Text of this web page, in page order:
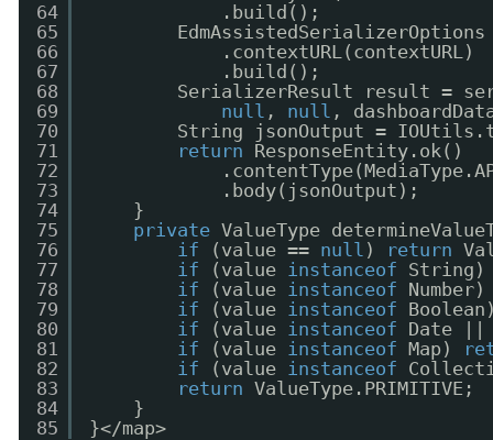
64
65
66
67
68
69
70
71
72
73
74
75
76
77
78
79
80
81
82
83
84
85
.build();
.contextURL(contextURL)
.build();
SerializerResult result =
null , null ,
String jsonOutput =
return
ResponseEntity.ok()
.body(jsonOutput);
}
private ValueType
if
(value == null ) return
if
(value instanceof
if
(value instanceof
if
(value instanceof
if
(value instanceof
Date
if
(value instanceof Map)
if
(value instanceof
return ValueType.PRIMITIVE;
}
}</map>